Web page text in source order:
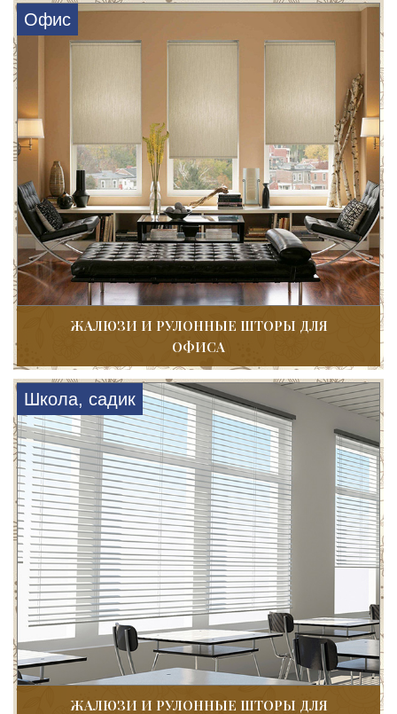
Офис
ЖАЛЮЗИ И РУЛОННЫЕ ШТОРЫ ДЛЯ
ОФИСА
Школа, садик
ЖАЛЮЗИ И РУЛОННЫЕ ШТОРЫ ДЛЯ